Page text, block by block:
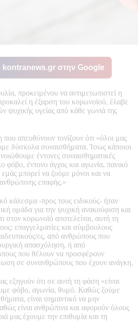
kontranews.gr στην Google
προκειμένου να αντιμετωπιστεί η
η έξαρση του κορωνοϊού, έλαβε
ψυχικής υγείας από κάθε γωνιά της
απευθύνουν τονίζουν ότι «όλοι μας
δύσκολα συναισθήματα. Ίσως κάποιοι
έντονες συναισθηματικές
φόβο, έντονο άγχος και αγωνία, πανικό
μπορεί να ζούμε μόνοι και να
επαφής.»
κάλεσμα -προς τους ειδικούς- ήταν
ομάδα για την ψυχική ανακούφιση και
στον κορωνοϊό αποτελείται, αυτή τη
επαγγελματίες και σύμβουλους
ες, από ανθρώπους που
απασχόληση, ή από
που θέλουν να προσφέρουν
σε συνανθρώπους που έχουν ανάγκη.
εξηγούν ότι σε αυτή τη φάση «είναι
φόβο, αγωνία, θυμό. Καθώς ζούμε
είναι σημαντικό να μην
είναι ανθρώπινα και αφορούν όλους
μας έχουμε την επιθυμία και τη